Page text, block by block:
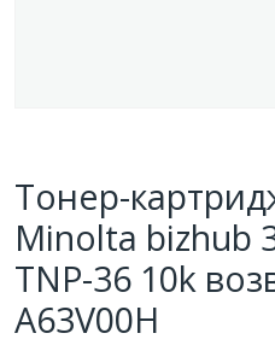
Тонер-
Minolta bizhub
TNP-36 10k
A63V00H